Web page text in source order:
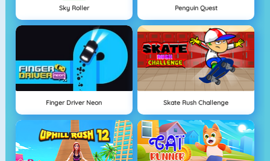
Sky Roller Penguin Quest
Finger Driver Neon Skate Rush Challenge